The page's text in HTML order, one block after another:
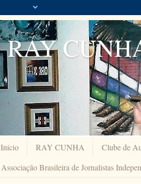
RAY
Início RAY CUNHA Clube de
Associação Brasileira de Jornalistas